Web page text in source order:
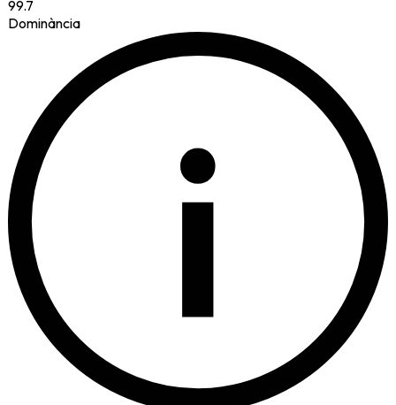
99.7
Dominància
i